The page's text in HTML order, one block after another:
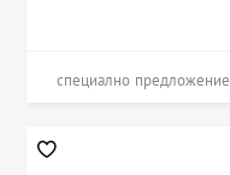
специално предложение